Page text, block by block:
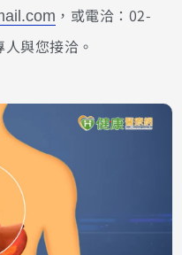
，或電洽：02-
與您接洽。